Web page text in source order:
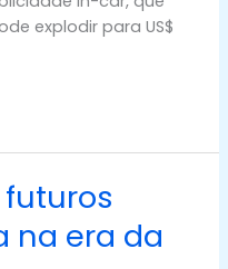
explodir para US$
na era da